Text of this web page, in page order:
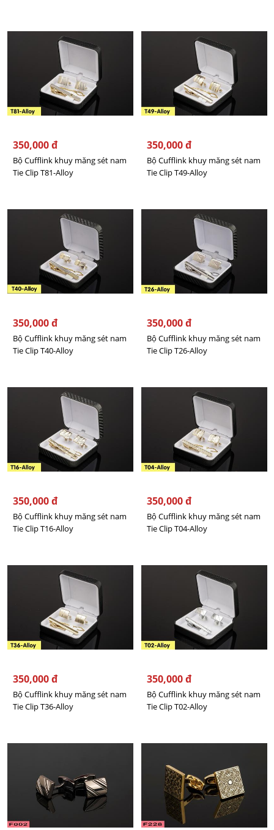
350,000 đ
Bộ Cufflink khuy măng sét nam
Tie Clip T81-Alloy
350,000 đ
Bộ Cufflink khuy măng sét nam
Tie Clip T49-Alloy
350,000 đ
Bộ Cufflink khuy măng sét nam
Tie Clip T40-Alloy
350,000 đ
Bộ Cufflink khuy măng sét nam
Tie Clip T26-Alloy
350,000 đ
Bộ Cufflink khuy măng sét nam
Tie Clip T16-Alloy
350,000 đ
Bộ Cufflink khuy măng sét nam
Tie Clip T04-Alloy
350,000 đ
Bộ Cufflink khuy măng sét nam
Tie Clip T36-Alloy
350,000 đ
Bộ Cufflink khuy măng sét nam
Tie Clip T02-Alloy